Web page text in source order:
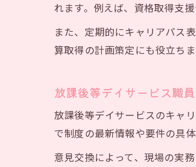
れます。例えば、資格取得支
また、定期的にキャリアパス
算取得の計画策定にも役立ちま
放課後等デイサービス職
放課後等デイサービスのキャ
で制度の最新情報や要件の具
意見交換によって、現場の実